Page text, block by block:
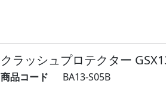
クラッシュプロテクター
商品コード
BA13-S05B